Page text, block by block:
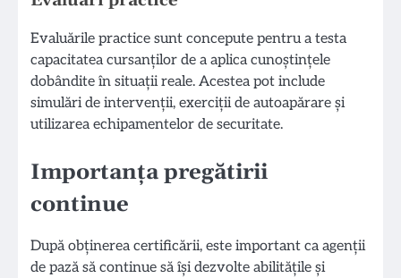
Evaluările practice sunt concepute pentru a testa
capacitatea cursanților de a aplica cunoștințele
dobândite în situații reale. Acestea pot include
simulări de intervenții, exerciții de autoapărare și
utilizarea echipamentelor de securitate.
Importanța pregătirii
continue
După obținerea certificării, este important ca agenții
de pază să continue să își dezvolte abilitățile și